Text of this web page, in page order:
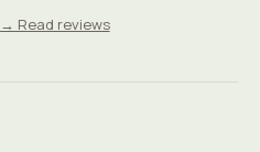
→ Read reviews